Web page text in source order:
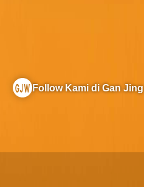
Follow Kami di Gan